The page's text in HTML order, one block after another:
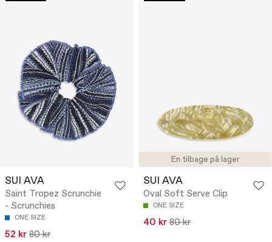
SUI AVA
Saint Tropez Scrunchie
- Scrunchies
ONE SIZE
52 kr 80 kr
En tilbage på lager
SUI AVA
Oval Soft Serve Clip
ONE SIZE
40 kr 80 kr